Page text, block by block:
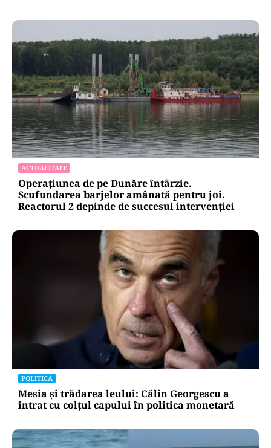
ACTUALITATE
Operațiunea de pe Dunăre întârzie.
Scufundarea barjelor amânată pentru joi.
Reactorul 2 depinde de succesul intervenției
POLITICĂ
Mesia și trădarea leului: Călin Georgescu a
intrat cu colțul capului în politica monetară